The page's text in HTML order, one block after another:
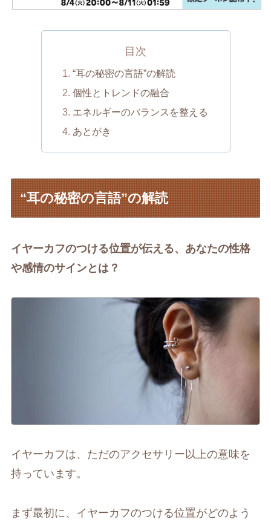
目次
“耳の秘密の言語”の解読
個性とトレンドの融合
エネルギーのバランスを整える
あとがき
“耳の秘密の言語”の解読
イヤーカフのつける位置が伝える、あなたの性格
や感情のサインとは？
イヤーカフは、ただのアクセサリー以上の意味を
持っています。
まず最初に、イヤーカフのつける位置がどのよう